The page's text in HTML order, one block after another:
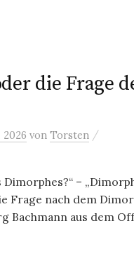
die Frage
2026 von Torsten /
–
Frage nach dem
Bachmann aus dem